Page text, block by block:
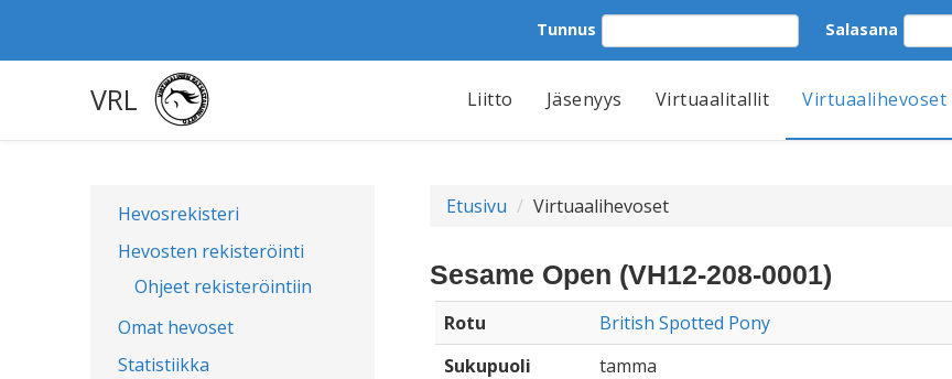
Tunnus Salasana
VRL Liitto Jäsenyys Virtuaalitallit Virtuaalihevoset
Hevosrekisteri
Hevosten rekisteröinti
Ohjeet rekisteröintiin
Omat hevoset
Statistiikka
Etusivu Virtuaalihevoset
Sesame Open (VH12-208-0001)
Rotu
British Spotted Pony
Sukupuoli
tamma